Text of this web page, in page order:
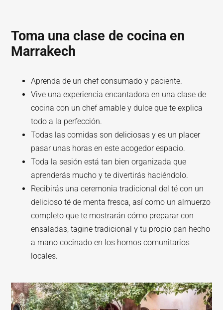
Toma una clase de cocina en
Marrakech
Aprenda de un chef consumado y paciente.
Vive una experiencia encantadora en una clase de
cocina con un chef amable y dulce que te explica
todo a la perfección.
Todas las comidas son deliciosas y es un placer
pasar unas horas en este acogedor espacio.
Toda la sesión está tan bien organizada que
aprenderás mucho y te divertirás haciéndolo.
Recibirás una ceremonia tradicional del té con un
delicioso té de menta fresca, así como un almuerzo
completo que te mostrarán cómo preparar con
ensaladas, tagine tradicional y tu propio pan hecho
a mano cocinado en los hornos comunitarios
locales.